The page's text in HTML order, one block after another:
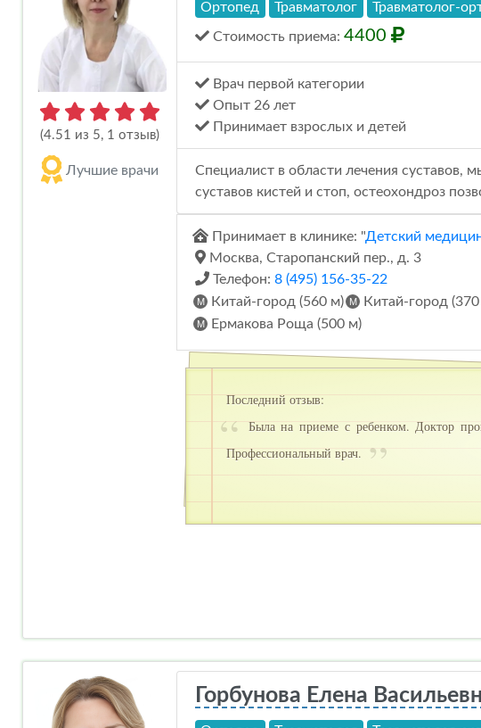
(4.51 из 5, 1 отзыв)
Лучшие врачи
Ортопед Травматолог Травматолог-
Стоимость приема: 4400
Врач первой категории
Опыт 26 лет
Принимает взрослых и детей
Специалист в области лечения суставов,
суставов кистей и стоп, остеохондроз
Принимает в клинике: "Детский
Москва, Старопанский пер., д. 3
Телефон: 8 (495) 156-35-22
Китай-город (560 м)
Китай-город
Ермакова Роща (500 м)
Последний отзыв:
Была на приеме с ребенком. Доктор
Профессиональный врач.
Горбунова Елена